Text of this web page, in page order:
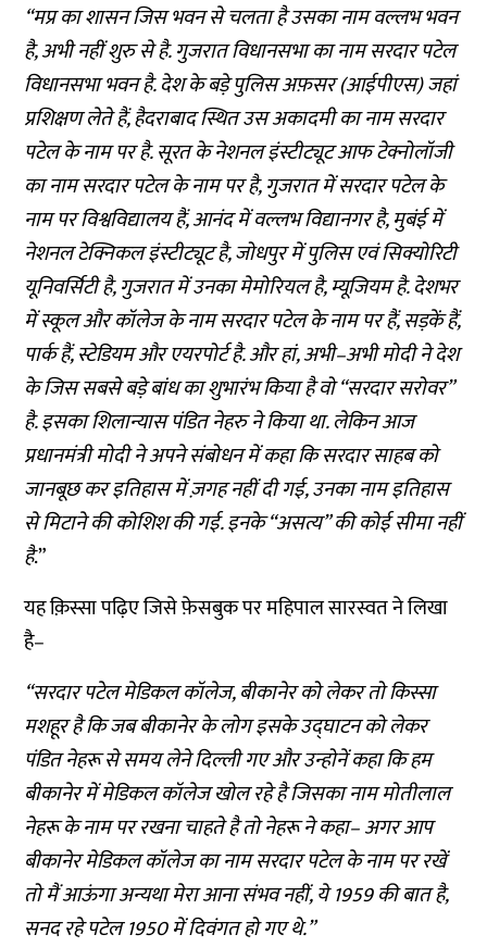
“मप्रकाशासनजिसभवनसेचलताहैउसकानामवल्लभभवन
है,अभीनहींशुरुसेहै.गुजरातविधानसभाकानामसरदारपटेल
विधानसभाभवनहै.देशकेबड़ेपुलिसअफ़सर(आईपीएस)जहां
प्रशिक्षणलेतेहैं,हैदराबादस्थितउसअकादमीकानामसरदार
पटेलकेनामपरहै.सूरतकेनेशनलइंस्टीट्यूटआफटेक्नोलॉजी
कानामसरदारपटेलकेनामपरहै,गुजरातमेंसरदारपटेलके
नामपरविश्वविद्यालयहैं,आनंदमेंवल्लभविद्यानगरहै,मुबंईमें
नेशनलटेक्निकलइंस्टीट्यूटहै,जोधपुरमेंपुलिसएवंसिक्योरिटी
यूनिवर्सिटीहै,गुजरातमेंउनकामेमोरियलहै,म्यूजियमहै.देशभर
मेंस्कूलऔरकॉलेजकेनामसरदारपटेलकेनामपरहैं,सड़केंहैं,
पार्कहैं,स्टेडियमऔरएयरपोर्टहै.औरहां,अभी–अभीमोदीनेदेश
केजिससबसेबड़ेबांधकाशुभारंभकियाहैवो“सरदारसरोवर”
है.इसकाशिलान्यासपंडितनेहरुनेकियाथा.लेकिनआज
प्रधानमंत्रीमोदीनेअपनेसंबोधनमेंकहाकिसरदारसाहबको
जानबूछकरइतिहासमेंज़गहनहींदीगई,उनकानामइतिहास
सेमिटानेकीकोशिशकीगई.इनके“असत्य”कीकोईसीमानहीं
है.”
यहक़िस्सापढ़िएजिसेफ़ेसबुकपरमहिपालसारस्वतनेलिखा
है–
“सरदारपटेलमेडिकलकॉलेज,बीकानेरकोलेकरतोकिस्सा
मशहूरहैकिजबबीकानेरकेलोगइसकेउद्घाटनकोलेकर
पंडितनेहरूसेसमयलेनेदिल्लीगएऔरउन्होनेंकहाकिहम
बीकानेरमेंमेडिकलकॉलेजखोलरहेहैजिसकानाममोतीलाल
नेहरूकेनामपररखनाचाहतेहैतोनेहरूनेकहा–अगरआप
बीकानेरमेडिकलकॉलेजकानामसरदारपटेलकेनामपररखें
तोमैंआऊंगाअन्यथामेराआनासंभवनहीं,ये1959कीबातहै,
सनदरहेपटेल1950मेंदिवंगतहोगएथे.”